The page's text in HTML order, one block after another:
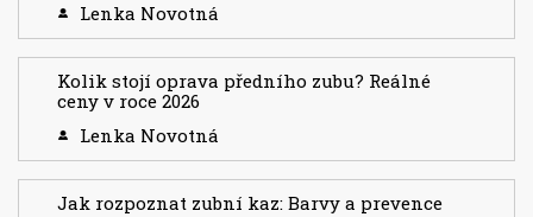
Lenka Novotná
Kolik stojí oprava předního zubu? Reálné
ceny v roce 2026
Lenka Novotná
Jak rozpoznat zubní kaz: Barvy a prevence